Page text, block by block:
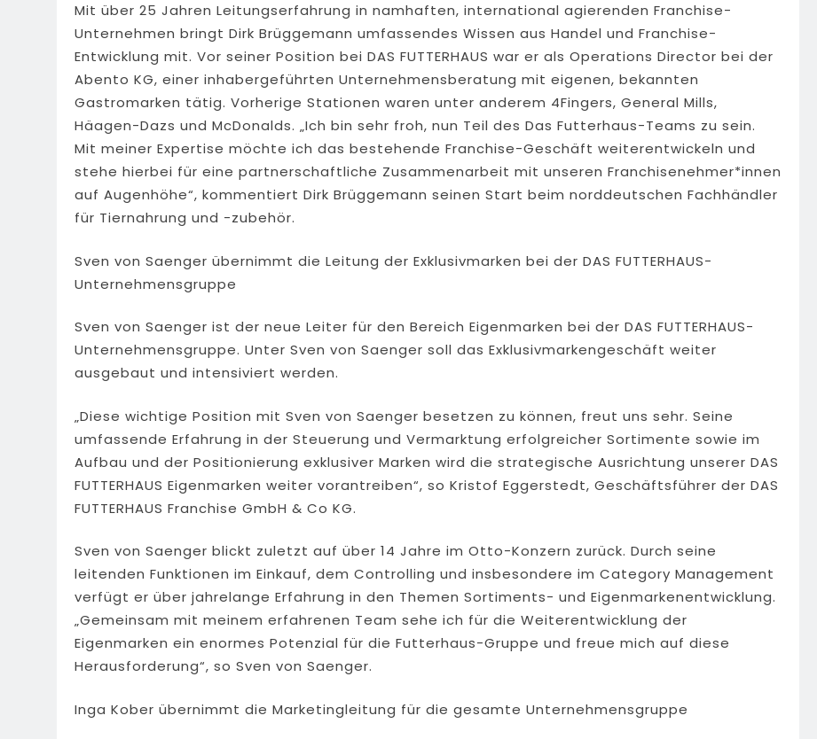
Mit über 25 Jahren Leitungserfahrung in namhaften, international agierenden Franchise-
Unternehmen bringt Dirk Brüggemann umfassendes Wissen aus Handel und Franchise-
Entwicklung mit. Vor seiner Position bei DAS FUTTERHAUS war er als Operations Director bei der
Abento KG, einer inhabergeführten Unternehmensberatung mit eigenen, bekannten
Gastromarken tätig. Vorherige Stationen waren unter anderem 4Fingers, General Mills,
Häagen-Dazs und McDonalds. „Ich bin sehr froh, nun Teil des Das Futterhaus-Teams zu sein.
Mit meiner Expertise möchte ich das bestehende Franchise-Geschäft weiterentwickeln und
stehe hierbei für eine partnerschaftliche Zusammenarbeit mit unseren Franchisenehmer*innen
auf Augenhöhe“, kommentiert Dirk Brüggemann seinen Start beim norddeutschen Fachhändler
für Tiernahrung und -zubehör.
Sven von Saenger übernimmt die Leitung der Exklusivmarken bei der DAS FUTTERHAUS-
Unternehmensgruppe
Sven von Saenger ist der neue Leiter für den Bereich Eigenmarken bei der DAS FUTTERHAUS-
Unternehmensgruppe. Unter Sven von Saenger soll das Exklusivmarkengeschäft weiter
ausgebaut und intensiviert werden.
„Diese wichtige Position mit Sven von Saenger besetzen zu können, freut uns sehr. Seine
umfassende Erfahrung in der Steuerung und Vermarktung erfolgreicher Sortimente sowie im
Aufbau und der Positionierung exklusiver Marken wird die strategische Ausrichtung unserer DAS
FUTTERHAUS Eigenmarken weiter vorantreiben“, so Kristof Eggerstedt, Geschäftsführer der DAS
FUTTERHAUS Franchise GmbH & Co KG.
Sven von Saenger blickt zuletzt auf über 14 Jahre im Otto-Konzern zurück. Durch seine
leitenden Funktionen im Einkauf, dem Controlling und insbesondere im Category Management
verfügt er über jahrelange Erfahrung in den Themen Sortiments- und Eigenmarkenentwicklung.
„Gemeinsam mit meinem erfahrenen Team sehe ich für die Weiterentwicklung der
Eigenmarken ein enormes Potenzial für die Futterhaus-Gruppe und freue mich auf diese
Herausforderung“, so Sven von Saenger.
Inga Kober übernimmt die Marketingleitung für die gesamte Unternehmensgruppe